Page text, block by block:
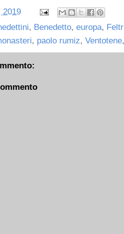
2019
, Benedetto, europa,
, paolo rumiz, Ventotene